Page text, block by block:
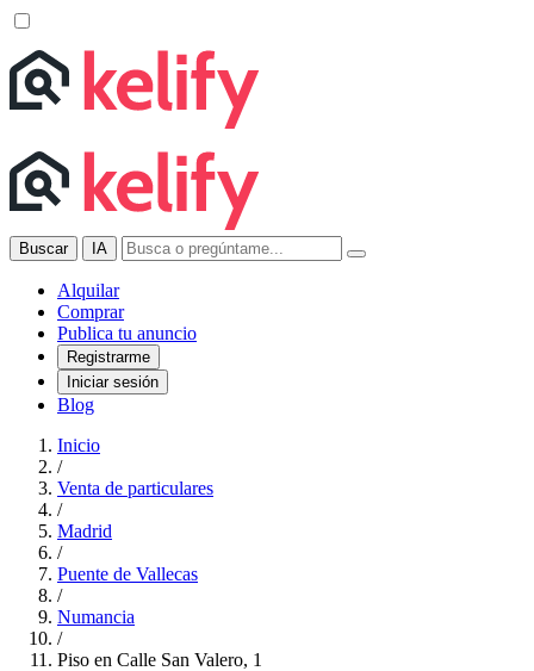
Buscar IA
Alquilar
Comprar
Publica tu anuncio
Registrarme
Iniciar sesión
Blog
Inicio
/
Venta de particulares
/
Madrid
/
Puente de Vallecas
/
Numancia
/
Piso en Calle San Valero, 1